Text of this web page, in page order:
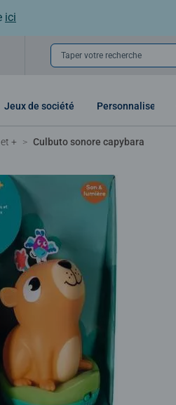
ici
Taper votre recherche
Jeux de société Personnaliser
+ Culbuto sonore capybara